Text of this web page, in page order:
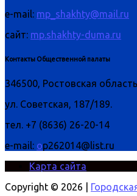
e-mail: mp_shakhty@mail.ru
сайт: mp.shakhty-duma.ru
Контакты Общественной палаты
346500, Ростовская
ул. Советская, 187/189.
тел. +7 (8636) 26-20-14
e-mail: op262014@list.ru
Карта сайта
Copyright © 2026 |